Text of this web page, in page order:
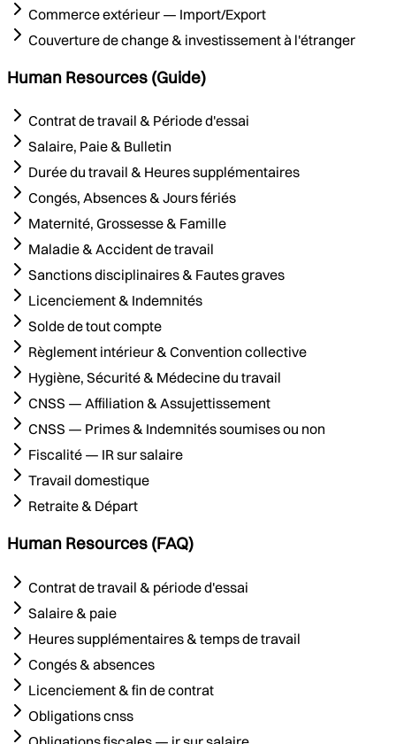
Commerce extérieur — Import/Export
Couverture de change & investissement à l'étranger
Human Resources (Guide)
Contrat de travail & Période d'essai
Salaire, Paie & Bulletin
Durée du travail & Heures supplémentaires
Congés, Absences & Jours fériés
Maternité, Grossesse & Famille
Maladie & Accident de travail
Sanctions disciplinaires & Fautes graves
Licenciement & Indemnités
Solde de tout compte
Règlement intérieur & Convention collective
Hygiène, Sécurité & Médecine du travail
CNSS — Affiliation & Assujettissement
CNSS — Primes & Indemnités soumises ou non
Fiscalité — IR sur salaire
Travail domestique
Retraite & Départ
Human Resources (FAQ)
Contrat de travail & période d'essai
Salaire & paie
Heures supplémentaires & temps de travail
Congés & absences
Licenciement & fin de contrat
Obligations cnss